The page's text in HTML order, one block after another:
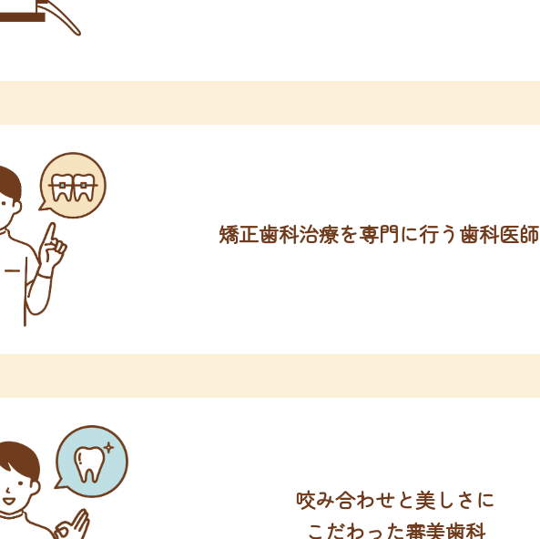
矯正歯科治療を専門に行う歯科医師
咬み合わせと美しさに
こだわった審美歯科